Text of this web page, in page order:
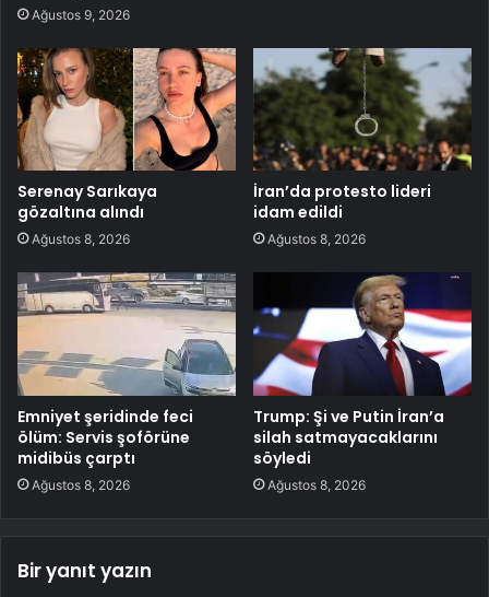
Ağustos 9, 2026
Serenay Sarıkaya
gözaltına alındı
Ağustos 8, 2026
İran’da protesto lideri
idam edildi
Ağustos 8, 2026
Emniyet şeridinde feci
ölüm: Servis şoförüne
midibüs çarptı
Ağustos 8, 2026
Trump: Şi ve Putin İran’a
silah satmayacaklarını
söyledi
Ağustos 8, 2026
Bir yanıt yazın